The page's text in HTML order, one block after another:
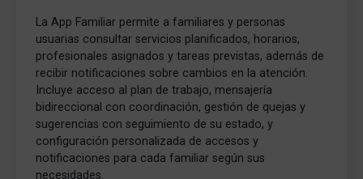
La App Familiar permite a familiares y personas
usuarias consultar servicios planificados, horarios,
profesionales asignados y tareas previstas, además de
recibir notificaciones sobre cambios en la atención.
Incluye acceso al plan de trabajo, mensajería
bidireccional con coordinación, gestión de quejas y
sugerencias con seguimiento de su estado, y
configuración personalizada de accesos y
notificaciones para cada familiar según sus
necesidades.